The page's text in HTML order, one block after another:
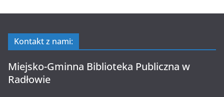
Kontakt z nami:
Miejsko-Gminna Biblioteka Publiczna w
Radłowie